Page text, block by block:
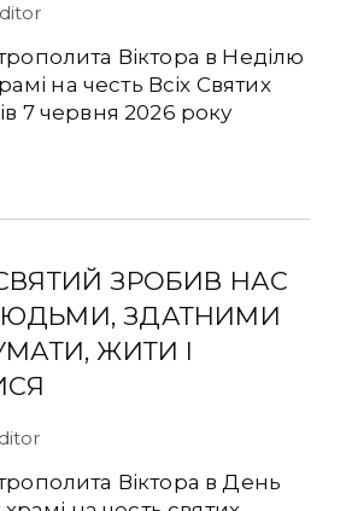
Віктора в Неділю
на честь Всіх Святих
7 червня 2026 року
ЗРОБИВ НАС
ЗДАТНИМИ
ЖИТИ І
Віктора в День